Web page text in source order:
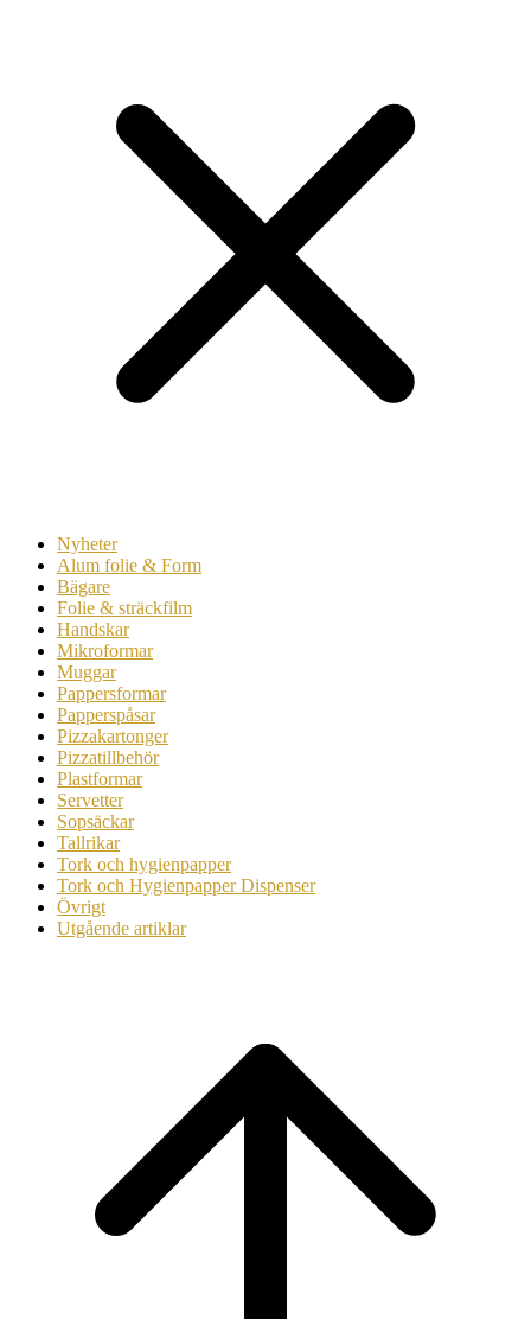
Nyheter
Alum folie & Form
Bägare
Folie & sträckfilm
Handskar
Mikroformar
Muggar
Pappersformar
Papperspåsar
Pizzakartonger
Pizzatillbehör
Plastformar
Servetter
Sopsäckar
Tallrikar
Tork och hygienpapper
Tork och Hygienpapper Dispenser
Övrigt
Utgående artiklar